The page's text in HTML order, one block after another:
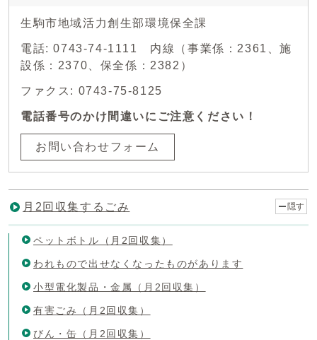
生駒市地域活力創生部環境保全課
電話: 0743-74-1111 内線（事業係：2361、施
設係：2370、保全係：2382）
ファクス: 0743-75-8125
電話番号のかけ間違いにご注意ください！
お問い合わせフォーム
月2回収集するごみ 隠す
ペットボトル（月2回収集）
われもので出せなくなったものがあります
小型電化製品・金属（月2回収集）
有害ごみ（月2回収集）
びん・缶（月2回収集）